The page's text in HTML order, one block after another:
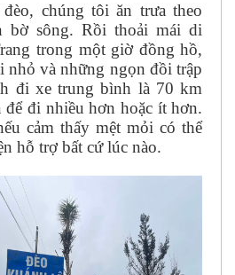
chúng tôi ăn trưa theo
bờ sông. Rồi thoải mái di
trong một giờ đồng hồ,
nhỏ và những ngọn đồi trập
đi xe trung bình là 70 km
đi nhiều hơn hoặc ít hơn.
cảm thấy mệt mỏi có thể
hỗ trợ bất cứ lúc nào.